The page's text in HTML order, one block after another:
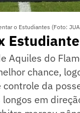
o Estudiantes (Foto:
Aquiles do
chance,
da
em